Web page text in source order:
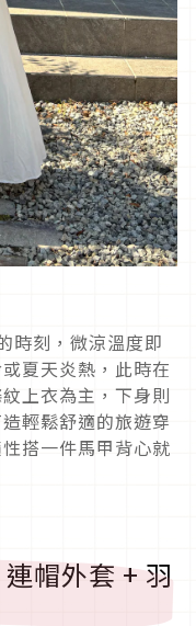
時刻，微涼溫度即
夏天炎熱，此時在
上衣為主，下身則
輕鬆舒適的旅遊穿
搭一件馬甲背心就
連帽外套+羽